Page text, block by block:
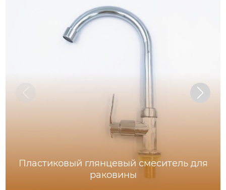
Пластиковый глянцевый смеситель для
раковины